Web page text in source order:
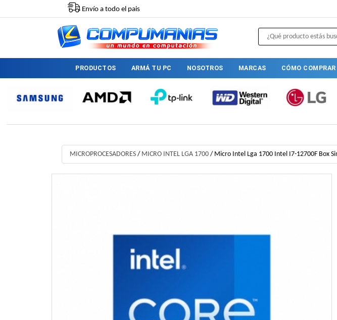
PRODUCTOS ARMÁ TU PC NOSOTROS MARCAS CÓMO COMPRAR
Envío a todo el pais
MICROPROCESADORES / MICRO INTEL LGA 1700 / Micro Intel Lga 1700 Intel I7-12700F Box